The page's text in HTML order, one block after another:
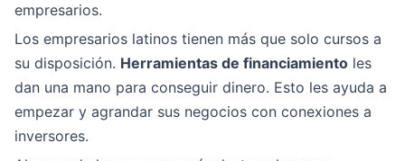
empresarios.
Los empresarios latinos tienen más que solo cursos a
su disposición. Herramientas de financiamiento les
dan una mano para conseguir dinero. Esto les ayuda a
empezar y agrandar sus negocios con conexiones a
inversores.